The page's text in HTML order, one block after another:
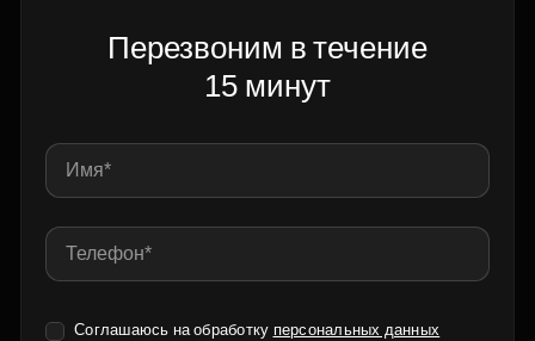
Перезвоним в течение
15 минут
Соглашаюсь на обработку персональных данных